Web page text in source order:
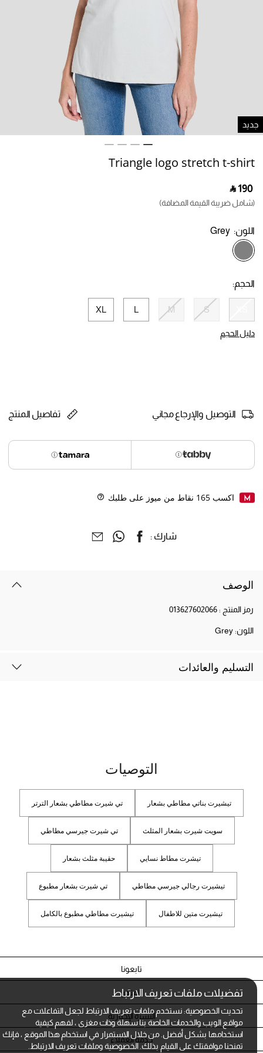
تفضيلات ملفات تعريف الارتباط
تحديث الخصوصية: نستخدم ملفات تعريف الارتباط لجعل التفاعلات مع
مواقع الويب والخدمات الخاصة بنا سهلة وذات مغزى ، لفهم كيفية
استخدامها بشكل أفضل. من خلال الاستمرار في استخدام هذا الموقع ، فإنك
تمنحنا موافقتك على القيام بذلك.الخصوصية وملفات تعريف الارتباط.
Triangle logo stretch t-shirt
‎ ⃁ ⁦190⁩ ‎
(شامل ضريبة القيمة المضافة)
اللون:Grey
الحجم:
selected
XL
دليل الحجم
التوصيل والإرجاع مجاني تفاصيل المنتج
اكسب165نقاط من ميوز على طلبك
شارك :
الوصف
رمز المنتج : 013627602066
اللون:Grey
التسليم والعائدات
التوصيات
تيشيرت بناتي مطاطي بشعار تي شيرت مطاطي بشعار الترتر
سويت شيرت بشعار المثلث تي شيرت جيرسي مطاطي
تيشرت مطاط نسايي حقيبة مثلث بشعار
تيشيرت رجالي جيرسي مطاطي تي شيرت بشعار مطبوع
تيشيرت متين للاطفال تيشيرت مطاطي مطبوع بالكامل
تابعونا
المتاجر
النشرة الإخبارية
خدمة العملاء